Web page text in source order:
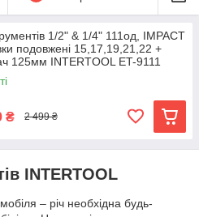
1/2" & 1/4" 111од, IMPACT
подовжені 15,17,19,21,22 +
125мм INTERTOOL ET-9111
₴ 2 499 ₴
INTERTOOL
– річ необхідна будь-